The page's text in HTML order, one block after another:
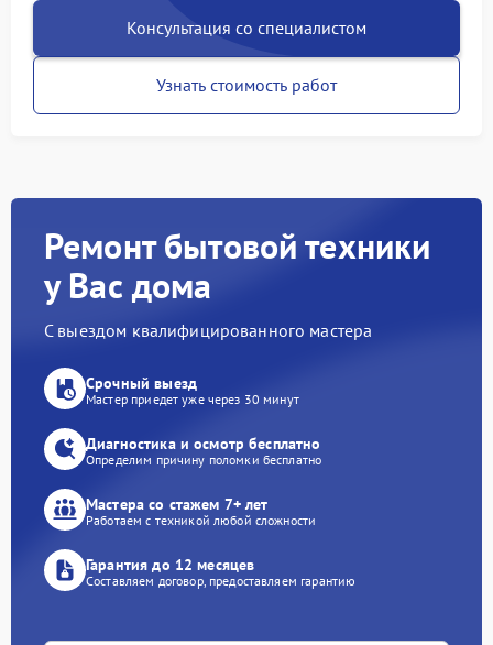
Консультация со специалистом
Узнать стоимость работ
Ремонт бытовой техники
у Вас дома
С выездом квалифицированного мастера
Срочный выезд
Мастер приедет уже через 30 минут
Диагностика и осмотр бесплатно
Определим причину поломки бесплатно
Мастера со стажем 7+ лет
Работаем с техникой любой сложности
Гарантия до 12 месяцев
Составляем договор, предоставляем гарантию